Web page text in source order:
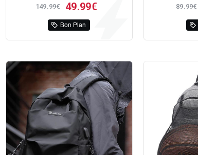
149 99€ 49 99€
Bon Plan
89 99€